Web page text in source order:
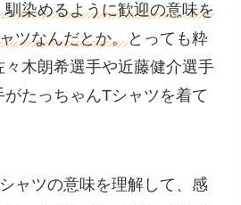
染めるように歓迎の意味を
ツなんだとか。とっても粋
木朗希選手や近藤健介選手
たっちゃんTシャツを着て
ャツの意味を理解して、感